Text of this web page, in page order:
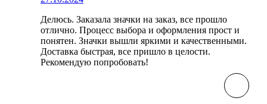
Делюсь. Заказала значки на заказ, все прошло
отлично. Процесс выбора и оформления прост и
понятен. Значки вышли яркими и качественными.
Доставка быстрая, все пришло в целости.
Рекомендую попробовать!